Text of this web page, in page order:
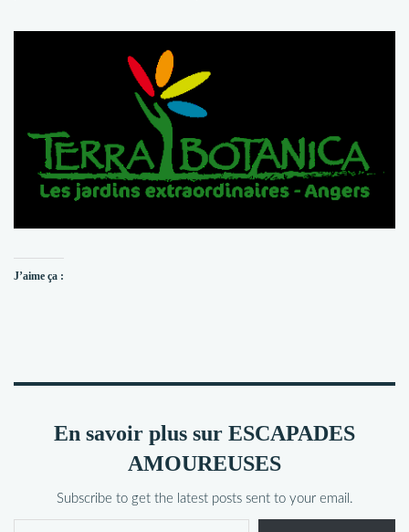
J’aime ça :
En savoir plus sur ESCAPADES
AMOUREUSES
Subscribe to get the latest posts sent to your email.